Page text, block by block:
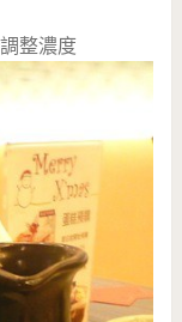
整濃度